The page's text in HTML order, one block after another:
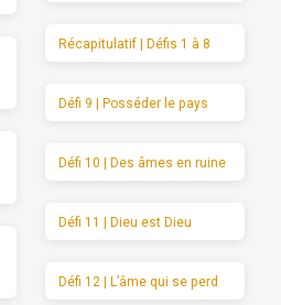
Récapitulatif | Défis 1 à 8
Défi 9 | Posséder le pays
Défi 10 | Des âmes en ruine
Défi 11 | Dieu est Dieu
Défi 12 | L’âme qui se perd